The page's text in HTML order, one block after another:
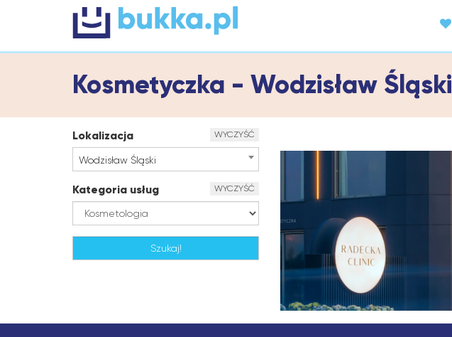
Kosmetyczka - Wodzisław Śląski
Lokalizacja WYCZYŚĆ
Wodzisław Śląski
Kategoria usług WYCZYŚĆ